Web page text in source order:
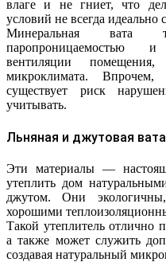
влаге и не гниет, что
условий не всегда идеально
Минеральная вата
паропроницаемостью и
вентиляции
микроклимата. Впрочем,
существует риск
учитывать.
Льняная и джутовая вата
Эти материалы —
утеплить дом
джутом. Они
хорошими
Такой утеплитель отлично
а также может служить
создавая натуральный